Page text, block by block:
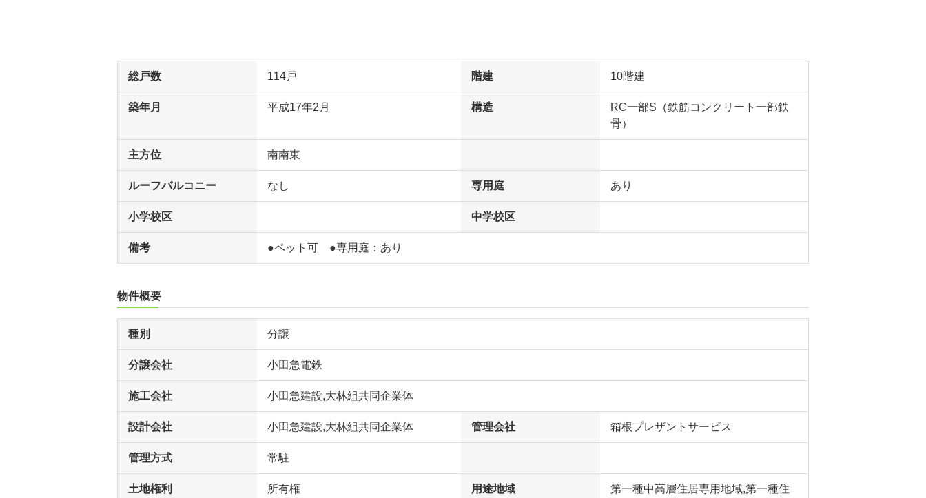
総戸数 114戸 階建 10階建
築年月 平成17年2月 構造
RC一部S（鉄筋コンクリート一部鉄
骨）
主方位 南南東
ルーフバルコニー なし 専用庭 あり
小学校区 中学校区
備考 ●ペット可 ●専用庭：あり
物件概要
種別 分譲
分譲会社 小田急電鉄
施工会社 小田急建設,大林組共同企業体
設計会社 小田急建設,大林組共同企業体 管理会社 箱根プレザントサービス
管理方式 常駐
土地権利 所有権 用途地域
第一種中高層住居専用地域,第一種住